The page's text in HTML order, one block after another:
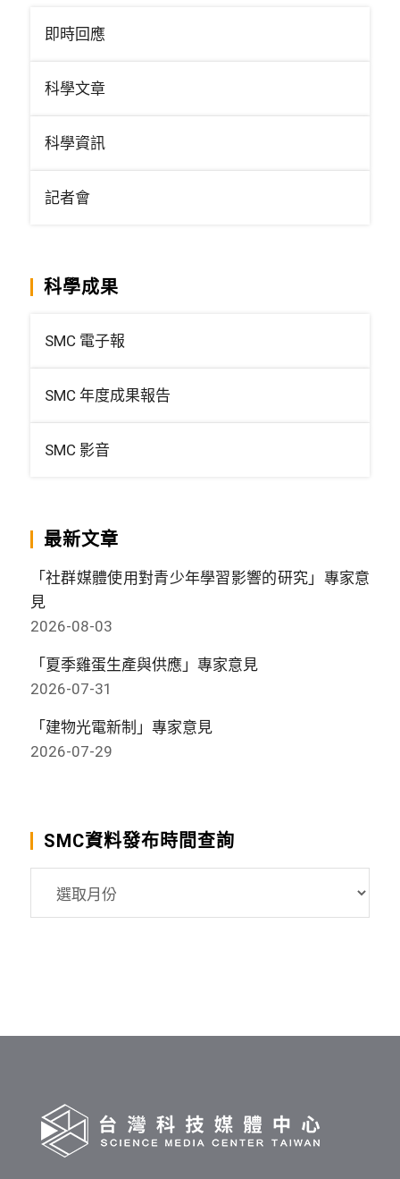
即時回應
科學文章
科學資訊
記者會
科學成果
SMC 電子報
SMC 年度成果報告
SMC 影音
最新文章
「社群媒體使用對青少年學習影響的研究」專家意
見
2026-08-03
「夏季雞蛋生產與供應」專家意見
2026-07-31
「建物光電新制」專家意見
2026-07-29
SMC資料發布時間查詢